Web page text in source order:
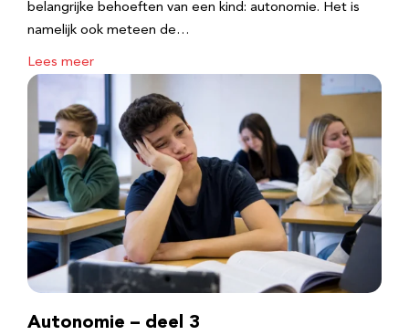
belangrijke behoeften van een kind: autonomie. Het is
namelijk ook meteen de…
Lees meer
Autonomie – deel 3